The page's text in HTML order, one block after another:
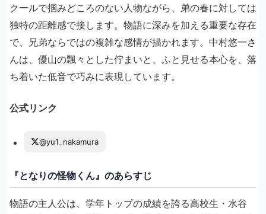
クールで掴みどころのない人物ながら、弟の春に対しては
独特の距離感で接します。物語に深みを加える重要な存在
で、兄弟ならではの複雑な感情が描かれます。中村悠一さ
んは、優山の飄々とした佇まいと、ふと見せる本心を、落
ち着いた低音で巧みに表現しています。
公式リンク
@yu1_nakamura
『となりの怪物くん』のあらすじ
物語の主人公は、学年トップの成績を誇る高校生・水谷